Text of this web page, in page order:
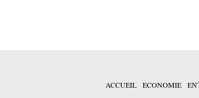
ACCUEIL ECONOMIE